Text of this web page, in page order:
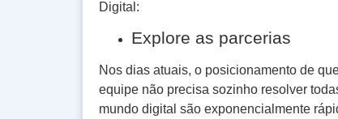
Digital:
Explore as parcerias
Nos dias atuais, o posicionamento de
equipe não precisa sozinho resolver
mundo digital são exponencialmente